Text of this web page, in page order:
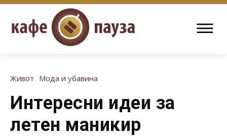
Живот Мода и убавина
Интересни идеи за
летен маникир